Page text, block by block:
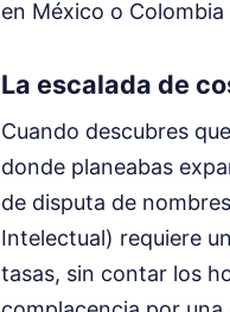
en México o
La escalada de
Cuando descubres
donde planeabas
de disputa de
Intelectual) requiere
tasas, sin contar los